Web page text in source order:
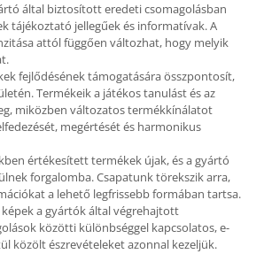
által biztosított eredeti csomagolásban
tájékoztató jellegűek és informatívak. A
attól függően változhat, hogy melyik
fejlődésének támogatására összpontosít,
Termékeik a játékos tanulást és az
miközben változatos termékkínálatot
megértését és harmonikus
értékesített termékek újak, és a gyártó
forgalomba. Csapatunk törekszik arra,
a lehető legfrissebb formában tartsa.
a gyártók által végrehajtott
közötti különbséggel kapcsolatos, e-
közölt észrevételeket azonnal kezeljük.